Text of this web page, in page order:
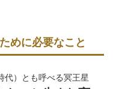
めに必要なこと
代）とも呼べる冥王星